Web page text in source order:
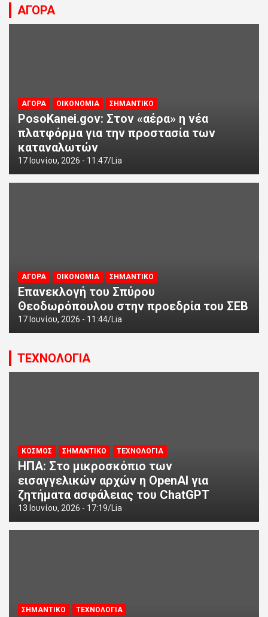
ΑΓΟΡΑ
ΑΓΟΡΑ ΟΙΚΟΝΟΜΙΑ ΣΗΜΑΝΤΙΚΟ
PosoKanei.gov: Στον «αέρα» η νέα
πλατφόρμα για την προστασία των
καταναλωτών
17 Ιουνίου, 2026 - 11:47 Lia
ΑΓΟΡΑ ΟΙΚΟΝΟΜΙΑ ΣΗΜΑΝΤΙΚΟ
Επανεκλογή του Σπύρου
Θεοδωρόπουλου στην προεδρία του ΣΕΒ
17 Ιουνίου, 2026 - 11:44 Lia
ΤΕΧΝΟΛΟΓΙΑ
ΚΟΣΜΟΣ ΣΗΜΑΝΤΙΚΟ ΤΕΧΝΟΛΟΓΙΑ
ΗΠΑ: Στο μικροσκόπιο των
εισαγγελικών αρχών η OpenAI για
ζητήματα ασφάλειας του ChatGPT
13 Ιουνίου, 2026 - 17:19 Lia
ΣΗΜΑΝΤΙΚΟ ΤΕΧΝΟΛΟΓΙΑ